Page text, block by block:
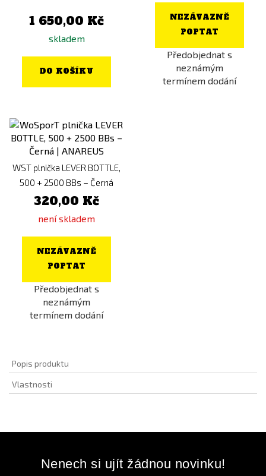
1 650,00 Kč
skladem
DO KOŠÍKU
NEZÁVAZNĚ
POPTAT
Předobjednat s
neznámým
termínem dodání
WST plnička LEVER BOTTLE,
500 + 2500 BBs – Černá
320,00 Kč
není skladem
NEZÁVAZNĚ
POPTAT
Předobjednat s
neznámým
termínem dodání
Popis produktu
Vlastnosti
Nenech si ujít žádnou novinku!